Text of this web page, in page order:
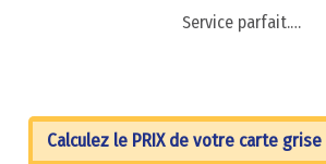
Service parfait.…
Calculez le PRIX de votre carte